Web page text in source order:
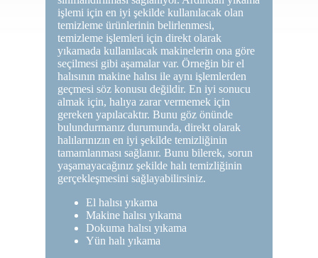
işlemi için en iyi şekilde kullanılacak olan
temizleme ürünlerinin belirlenmesi,
temizleme işlemleri için direkt olarak
yıkamada kullanılacak makinelerin ona göre
seçilmesi gibi aşamalar var. Örneğin bir el
halısının makine halısı ile aynı işlemlerden
geçmesi söz konusu değildir. En iyi sonucu
almak için, halıya zarar vermemek için
gereken yapılacaktır. Bunu göz önünde
bulundurmanız durumunda, direkt olarak
halılarınızın en iyi şekilde temizliğinin
tamamlanması sağlanır. Bunu bilerek, sorun
yaşamayacağınız şekilde halı temizliğinin
gerçekleşmesini sağlayabilirsiniz.
El halısı yıkama
Makine halısı yıkama
Dokuma halısı yıkama
Yün halı yıkama